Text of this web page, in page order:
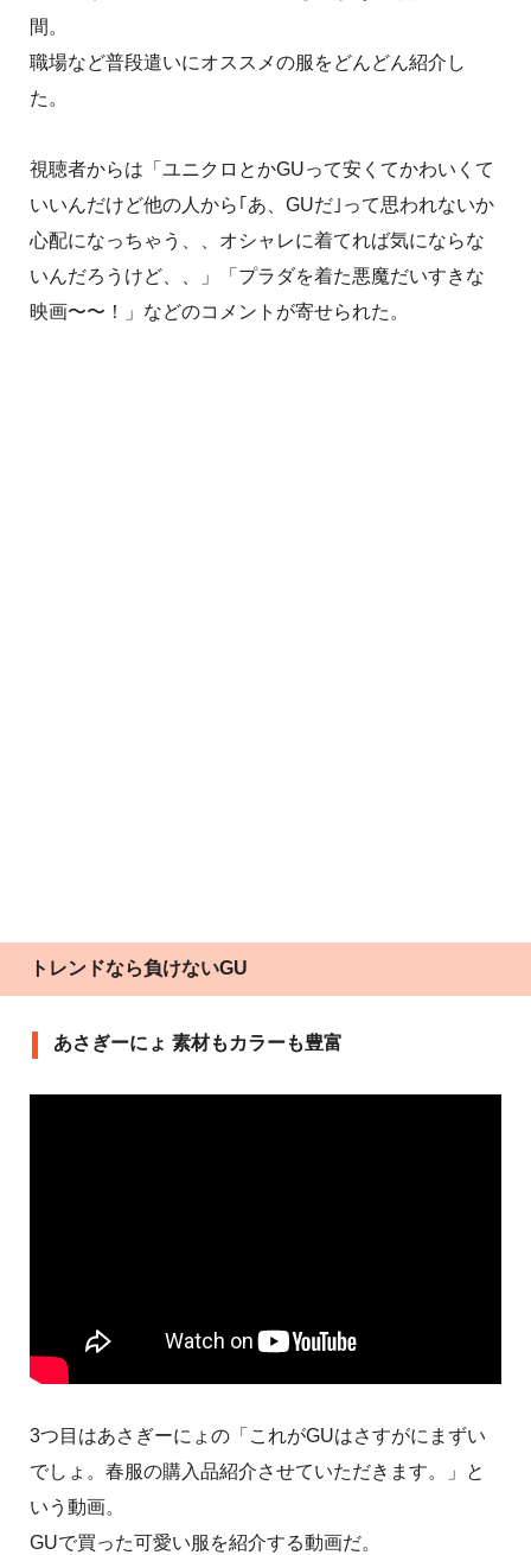
間。
職場など普段遣いにオススメの服をどんどん紹介し
た。
視聴者からは「ユニクロとかGUって安くてかわいくて
いいんだけど他の人から｢あ、GUだ｣って思われないか
心配になっちゃう、、オシャレに着てれば気にならな
いんだろうけど、、」「プラダを着た悪魔だいすきな
映画〜〜！」などのコメントが寄せられた。
トレンドなら負けないGU
あさぎーにょ 素材もカラーも豊富
3つ目はあさぎーにょの「これがGUはさすがにまずい
でしょ。春服の購入品紹介させていただきます。」と
いう動画。
GUで買った可愛い服を紹介する動画だ。